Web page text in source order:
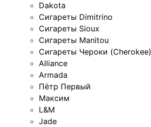
Dakota
Сигареты Dimitrino
Сигареты Sioux
Сигареты Manitou
Сигареты Чероки (Cherokee)
Alliance
Armada
Пётр Первый
Максим
L&M
Jade